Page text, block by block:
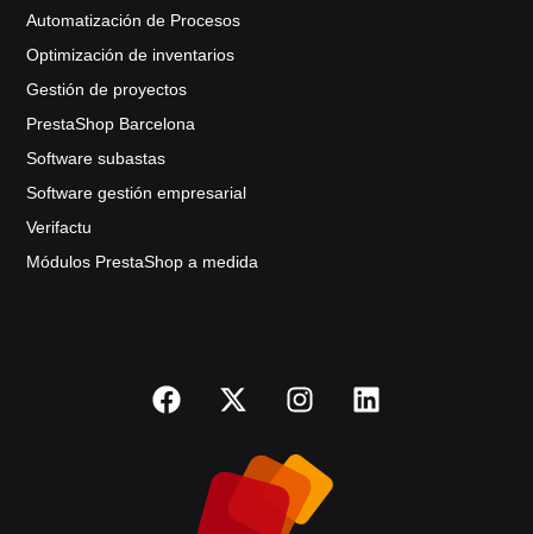
Automatización de Procesos
Optimización de inventarios
Gestión de proyectos
PrestaShop Barcelona
Software subastas
Software gestión empresarial
Verifactu
Módulos PrestaShop a medida